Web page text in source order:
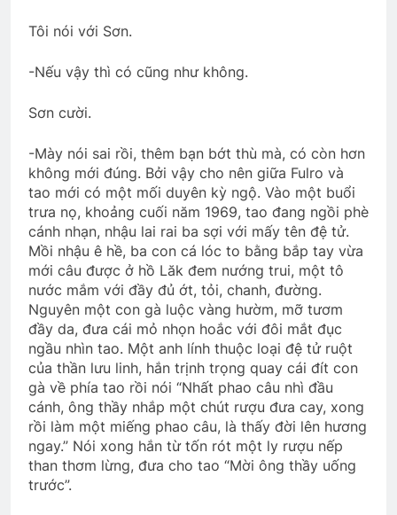
2026
CSVSQ Vũ Vĩnh Thụy K17
2 Years Ago
HVB Bắc Cali: Thư Mời họp khoáng đại
2 Years Ago
Trận đánh mấu chốt
2 Years Ago
Lễ Phủ Cờ Tr Tướng Nguyễn Vĩnh Nghi
K5
2 Years Ago
Tôi nói với Sơn.
-Nếu vậy thì có cũng như không.
Sơn cười.
-Mày nói sai rồi, thêm bạn bớt thù mà, có còn hơn
không mới đúng. Bởi vậy cho nên giữa Fulro và
tao mới có một mối duyên kỳ ngộ. Vào một buổi
trưa nọ, khoảng cuối năm 1969, tao đang ngồi phè
cánh nhạn, nhậu lai rai ba sợi với mấy tên đệ tử.
Mồi nhậu ê hề, ba con cá lóc to bằng bắp tay vừa
mới câu được ở hồ Lăk đem nướng trui, một tô
nước mắm với đầy đủ ớt, tỏi, chanh, đường.
Nguyên một con gà luộc vàng hườm, mỡ tươm
đầy da, đưa cái mỏ nhọn hoắc với đôi mắt đục
ngầu nhìn tao. Một anh lính thuộc loại đệ tử ruột
của thần lưu linh, hắn trịnh trọng quay cái đít con
gà về phía tao rồi nói “Nhất phao câu nhì đầu
cánh, ông thầy nhắp một chút rượu đưa cay, xong
rồi làm một miếng phao câu, là thấy đời lên hương
ngay.” Nói xong hắn từ tốn rót một ly rượu nếp
than thơm lừng, đưa cho tao “Mời ông thầy uống
trước”.